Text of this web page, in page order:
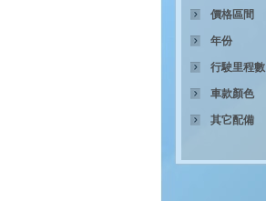
價格區間
年份
行駛里程數
車款顏色
其它配備